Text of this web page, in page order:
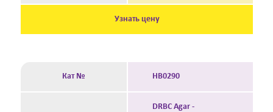
Узнать цену
Кат № HB0290
DRBC Agar -